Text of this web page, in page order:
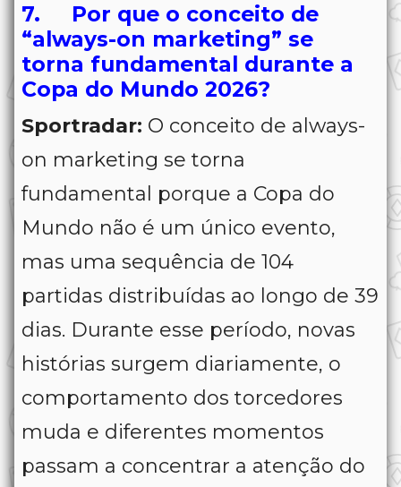
7. Por que o conceito de
“always-on marketing” se
torna fundamental durante a
Copa do Mundo 2026?
Sportradar: O conceito de always-
on marketing se torna
fundamental porque a Copa do
Mundo não é um único evento,
mas uma sequência de 104
partidas distribuídas ao longo de 39
dias. Durante esse período, novas
histórias surgem diariamente, o
comportamento dos torcedores
muda e diferentes momentos
passam a concentrar a atenção do